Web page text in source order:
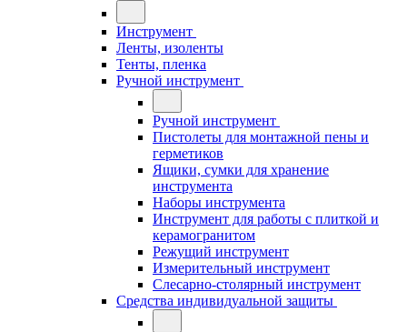
Инструмент
Ленты, изоленты
Тенты, пленка
Ручной инструмент
Ручной инструмент
Пистолеты для монтажной пены и
герметиков
Ящики, сумки для хранение
инструмента
Наборы инструмента
Инструмент для работы с плиткой и
керамогранитом
Режущий инструмент
Измерительный инструмент
Слесарно-столярный инструмент
Средства индивидуальной защиты